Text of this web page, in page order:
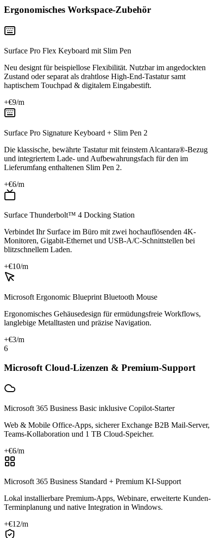
Ergonomisches Workspace-Zubehör
Surface Pro Flex Keyboard mit Slim Pen
Neu designt für beispiellose Flexibilität. Nutzbar im angedockten
Zustand oder separat als drahtlose High-End-Tastatur samt
haptischem Touchpad & digitalem Eingabestift.
+€9/m
Surface Pro Signature Keyboard + Slim Pen 2
Die klassische, bewährte Tastatur mit feinstem Alcantara®-Bezug
und integriertem Lade- und Aufbewahrungsfach für den im
Lieferumfang enthaltenen Slim Pen 2.
+€6/m
Surface Thunderbolt™ 4 Docking Station
Verbindet Ihr Surface im Büro mit zwei hochauflösenden 4K-
Monitoren, Gigabit-Ethernet und USB-A/C-Schnittstellen bei
blitzschnellem Laden.
+€10/m
Microsoft Ergonomic Blueprint Bluetooth Mouse
Ergonomisches Gehäusedesign für ermüdungsfreie Workflows,
langlebige Metalltasten und präzise Navigation.
+€3/m
6
Microsoft Cloud-Lizenzen & Premium-Support
Microsoft 365 Business Basic inklusive Copilot-Starter
Web & Mobile Office-Apps, sicherer Exchange B2B Mail-Server,
Teams-Kollaboration und 1 TB Cloud-Speicher.
+€6/m
Microsoft 365 Business Standard + Premium KI-Support
Lokal installierbare Premium-Apps, Webinare, erweiterte Kunden-
Terminplanung und native Integration in Windows.
+€12/m